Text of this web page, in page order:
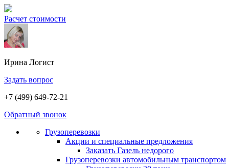
Расчет стоимости
Ирина Логист
Задать вопрос
+7 (499) 649-72-21
Обратный звонок
Грузоперевозки
Акции и специальные предложения
Заказать Газель недорого
Грузоперевозки автомобильным транспортом